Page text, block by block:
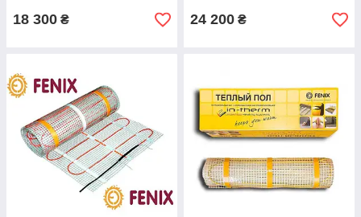
18 300 ₴ 24 200 ₴